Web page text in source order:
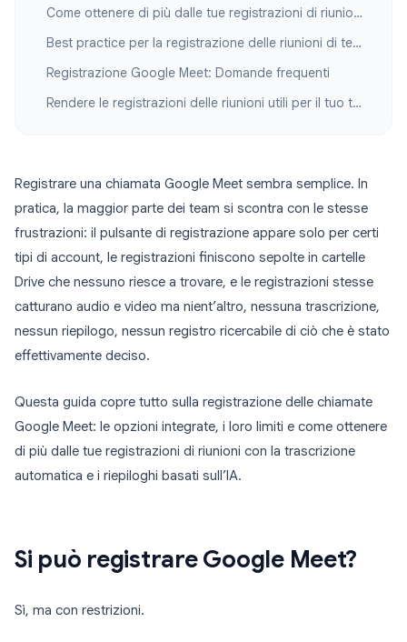
Come ottenere di più dalle tue registrazioni di riunioni
Best practice per la registrazione delle riunioni di team
Registrazione Google Meet: Domande frequenti
Rendere le registrazioni delle riunioni utili per il tuo team
Registrare una chiamata Google Meet sembra semplice. In
pratica, la maggior parte dei team si scontra con le stesse
frustrazioni: il pulsante di registrazione appare solo per certi
tipi di account, le registrazioni finiscono sepolte in cartelle
Drive che nessuno riesce a trovare, e le registrazioni stesse
catturano audio e video ma nient’altro, nessuna trascrizione,
nessun riepilogo, nessun registro ricercabile di ciò che è stato
effettivamente deciso.
Questa guida copre tutto sulla registrazione delle chiamate
Google Meet: le opzioni integrate, i loro limiti e come ottenere
di più dalle tue registrazioni di riunioni con la trascrizione
automatica e i riepiloghi basati sull’IA.
Si può registrare Google Meet?
Sì, ma con restrizioni.